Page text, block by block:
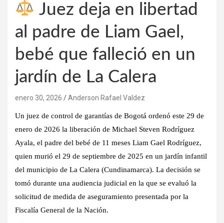
Juez deja en libertad
al padre de Liam Gael,
bebé que falleció en un
jardín de La Calera
enero 30, 2026 Anderson Rafael Valdez
Un juez de control de garantías de Bogotá ordenó este 29 de
enero de 2026 la liberación de Michael Steven Rodríguez
Ayala, el padre del bebé de 11 meses Liam Gael Rodríguez,
quien murió el 29 de septiembre de 2025 en un jardín infantil
del municipio de La Calera (Cundinamarca). La decisión se
tomó durante una audiencia judicial en la que se evaluó la
solicitud de medida de aseguramiento presentada por la
Fiscalía General de la Nación.